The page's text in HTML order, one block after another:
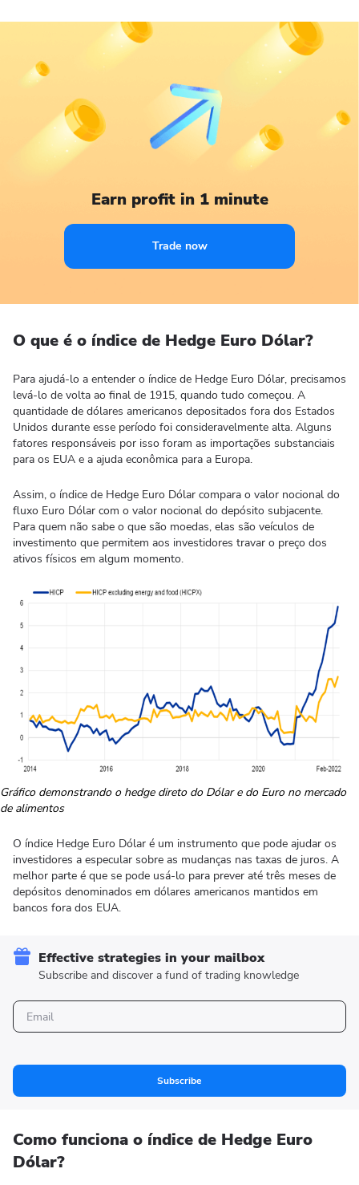
Earn profit in 1 minute
Trade now
O que é o índice de Hedge Euro Dólar?
Para ajudá-lo a entender o índice de Hedge Euro Dólar, precisamos
levá-lo de volta ao final de 1915, quando tudo começou. A
quantidade de dólares americanos depositados fora dos Estados
Unidos durante esse período foi consideravelmente alta. Alguns
fatores responsáveis ​​por isso foram as importações substanciais
para os EUA e a ajuda econômica para a Europa.
Assim, o índice de Hedge Euro Dólar compara o valor nocional do
fluxo Euro Dólar com o valor nocional do depósito subjacente.
Para quem não sabe o que são moedas, elas são veículos de
investimento que permitem aos investidores travar o preço dos
ativos físicos em algum momento.
Gráfico demonstrando o hedge direto do Dólar e do Euro no mercado
de alimentos
O índice Hedge Euro Dólar é um instrumento que pode ajudar os
investidores a especular sobre as mudanças nas taxas de juros. A
melhor parte é que se pode usá-lo para prever até três meses de
depósitos denominados em dólares americanos mantidos em
bancos fora dos EUA.
Effective strategies in your mailbox
Subscribe and discover a fund of trading knowledge
Subscribe
Como funciona o índice de Hedge Euro
Dólar?